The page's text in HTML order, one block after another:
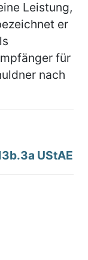
Leistung,
er
für
nach
UStAE